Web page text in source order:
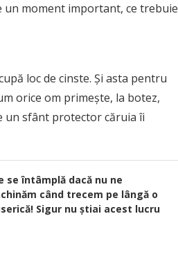
un moment important, ce trebuie
loc de cinste. Și asta pentru
orice om primește, la botez,
un sfânt protector căruia îi
se întâmplă dacă nu ne
când trecem pe lângă o
Sigur nu știai acest lucru